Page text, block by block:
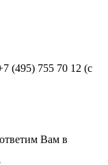
(495) 755 70 12 (с
Вам в